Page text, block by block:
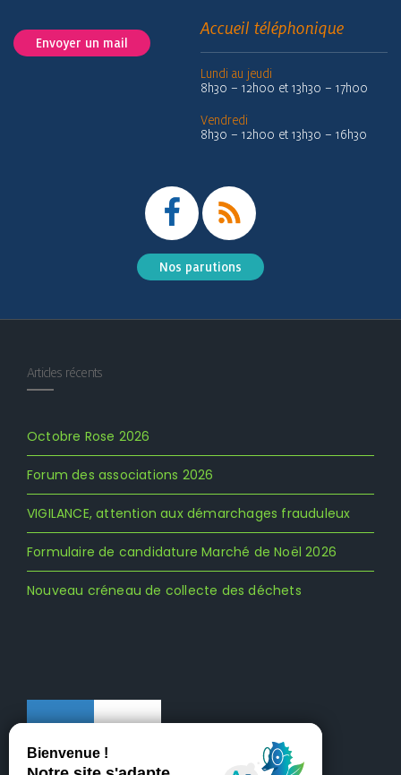
Envoyer un mail
Accueil téléphonique
Lundi au jeudi
8h30 – 12h00 et 13h30 – 17h00
Vendredi
8h30 – 12h00 et 13h30 – 16h30
Nos parutions
Articles récents
Octobre Rose 2026
Forum des associations 2026
VIGILANCE, attention aux démarchages frauduleux
Formulaire de candidature Marché de Noël 2026
Nouveau créneau de collecte des déchets